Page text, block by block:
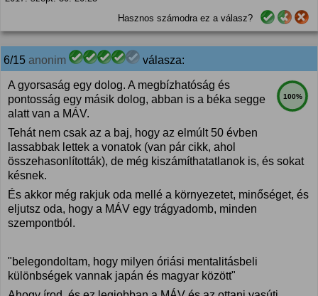
Hasznos számodra ez a válasz?
6/15 anonim válasza:
100%
A gyorsaság egy dolog. A megbízhatóság és
pontosság egy másik dolog, abban is a béka segge
alatt van a MÁV.
Tehát nem csak az a baj, hogy az elmúlt 50 évben
lassabbak lettek a vonatok (van pár cikk, ahol
összehasonlították), de még kiszámíthatatlanok is, és sokat
késnek.
És akkor még rakjuk oda mellé a környezetet, minőséget, és
eljutsz oda, hogy a MÁV egy trágyadomb, minden
szempontból.
"belegondoltam, hogy milyen óriási mentalitásbeli
különbségek vannak japán és magyar között"